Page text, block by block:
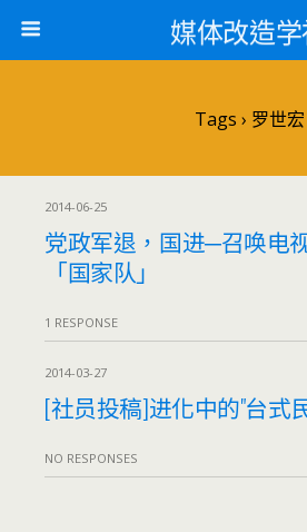
媒体改造
Tags › 罗世宏
2014-06-25
党政军退，国进─召唤电
「国家队」
1 RESPONSE
2014-03-27
[社员投稿]进化中的"台式
NO RESPONSES